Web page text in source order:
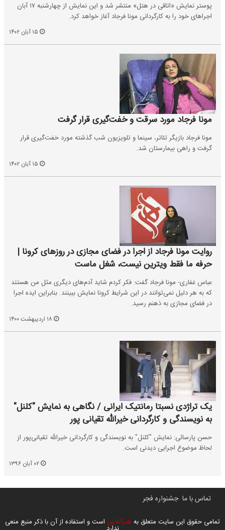
پوستر نمایش «اتاقی در هتل» منتشر شد و این نمایش از چهارشنبه ۱۷ آبان
اجراهای‌ خود را به کارگردانی مونا فرجاد آغاز خواهد کرد.
مونا فرجاد مورد سرقت و خفت‌گیری قرار گرفت
مونا فرجاد بازیگر تئاتر، سینما و تلویزیون شب گذشته مورد خفت‌گیری قرار
گرفت و راهی بیمارستان شد.
روایت مونا فرجاد از اجرا در فضای مجازی در روزهای کرونا |
حرفه ما فقط ویترین نیست، شغل ماست
عباس غفاری- مونا فرجاد گفت: فکر کردم شاید آدم‌های دیگری مثل من هستند
که به هر دلیل نمی‌توانند در این شرایط کرونا نمایش ببینند. بنابراین ایده اجرا
در فضای مجازی به ذهنم رسید.
یک‌ تراژدی نسبتا رمانتیک ایرانی / نگاهی به نمایش "کلنل"
به نویسندگی و کارگردانی خیرالله تقیانی پور
حسن پارسائی: نمایش "کلنل" به نویسندگی و کارگردانی خیرالله تقیانی‌پور از
لحاظ موضوع اجرایی دیدنی است.
تماس با ما جشنواره فجر
تمامی حقوق این سایت متعلق به هنرآنلاین است و استفاده از آن با ذکر منبع منعی